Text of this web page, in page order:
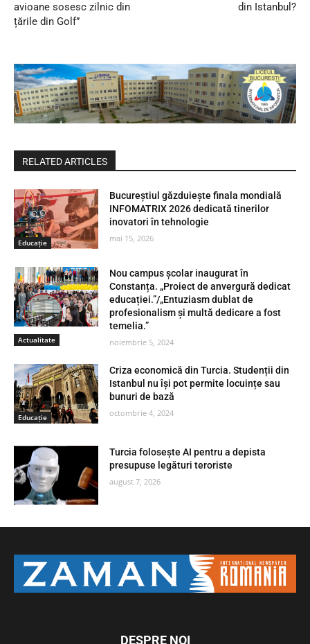
avioane sosesc zilnic din
țările din Golf”
din Istanbul?
RELATED ARTICLES
Educaţie
Bucureștiul găzduiește finala mondială
INFOMATRIX 2026 dedicată tinerilor
inovatori în tehnologie
mai 15, 2026
Actualitate
Nou campus școlar inaugurat în
Constanța. „Proiect de anvergură dedicat
educației.”/„Entuziasm dublat de
profesionalism și multă dedicare a fost
temelia.”
noiembrie 5, 2024
Educaţie
Criza economică din Turcia. Studenții din
Istanbul nu își pot permite locuințe sau
bunuri de bază
octombrie 4, 2024
Turcia folosește AI pentru a depista
presupuse legături teroriste
august 7, 2026
DESPRE NOI